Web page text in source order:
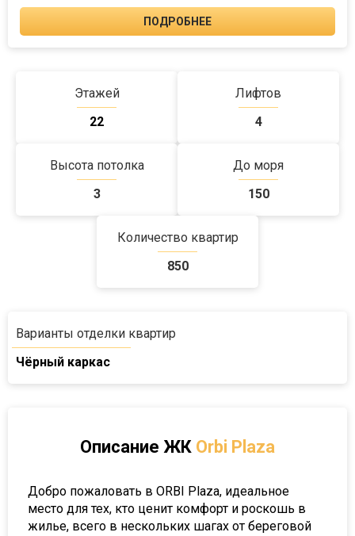
ПОДРОБНЕЕ
Этажей
22
Лифтов
4
Высота потолка
3
До моря
150
Количество квартир
850
Варианты отделки квартир
Чёрный каркас
Описание ЖК Orbi Plaza
Добро пожаловать в ORBI Plaza, идеальное
место для тех, кто ценит комфорт и роскошь в
жилье, всего в нескольких шагах от береговой